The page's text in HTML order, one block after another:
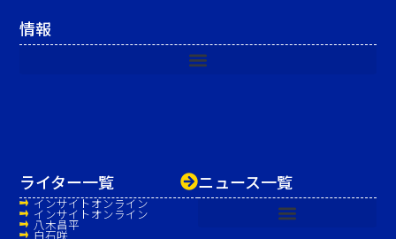
ニュース一覧
ライター一覧
インサイトオンライン
インサイトオンライン
八木昌平
白石咲
情報